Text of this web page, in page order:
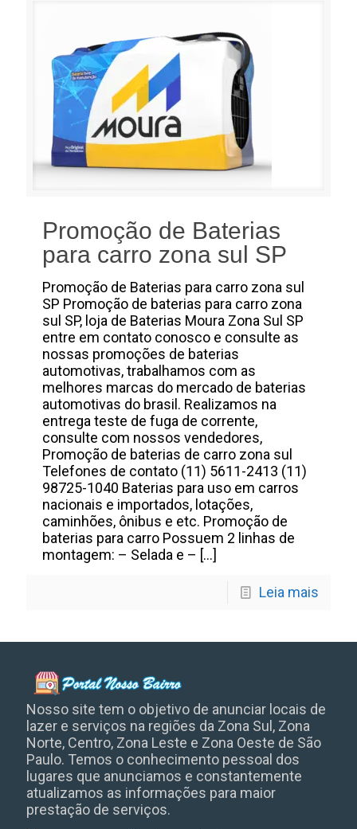
Promoção de Baterias
para carro zona sul SP
Promoção de Baterias para carro zona sul
SP Promoção de baterias para carro zona
sul SP, loja de Baterias Moura Zona Sul SP
entre em contato conosco e consulte as
nossas promoções de baterias
automotivas, trabalhamos com as
melhores marcas do mercado de baterias
automotivas do brasil. Realizamos na
entrega teste de fuga de corrente,
consulte com nossos vendedores,
Promoção de baterias de carro zona sul
Telefones de contato (11) 5611-2413 (11)
98725-1040 Baterias para uso em carros
nacionais e importados, lotações,
caminhões, ônibus e etc. Promoção de
baterias para carro Possuem 2 linhas de
montagem: – Selada e – […]
Leia mais
Nosso site tem o objetivo de anunciar locais de
lazer e serviços na regiões da Zona Sul, Zona
Norte, Centro, Zona Leste e Zona Oeste de São
Paulo. Temos o conhecimento pessoal dos
lugares que anunciamos e constantemente
atualizamos as informações para maior
prestação de serviços.